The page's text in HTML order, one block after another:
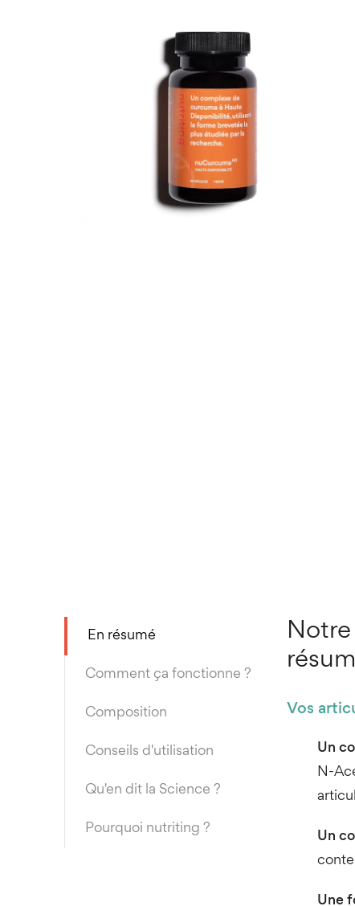
En résumé
Comment ça fonctionne ?
Composition
Conseils d'utilisation
Qu'en dit la Science ?
Pourquoi nutriting ?
Vos
Un
N-
Un
Une